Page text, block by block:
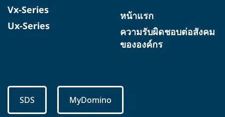
Vx-Series
Ux-Series
หน้าแรก
ความรับผิดชอบต่อสังคม
ขององค์กร
SDS MyDomino